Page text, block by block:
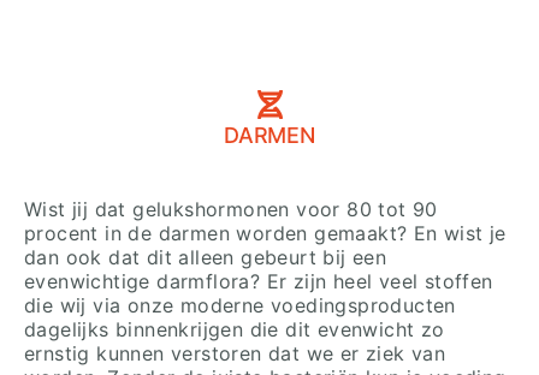
DARMEN
Wist jij dat gelukshormonen voor 80 tot 90
procent in de darmen worden gemaakt? En wist je
dan ook dat dit alleen gebeurt bij een
evenwichtige darmflora? Er zijn heel veel stoffen
die wij via onze moderne voedingsproducten
dagelijks binnenkrijgen die dit evenwicht zo
ernstig kunnen verstoren dat we er ziek van